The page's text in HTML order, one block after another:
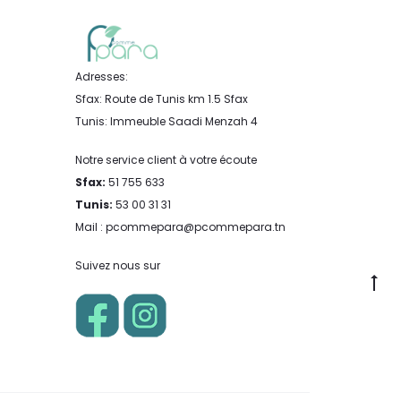
Adresses:
Sfax: Route de Tunis km 1.5 Sfax
Tunis: Immeuble Saadi Menzah 4
Notre service client à votre écoute
Sfax: 51 755 633
Tunis: 53 00 31 31
Mail : pcommepara@pcommepara.tn
Suivez nous sur